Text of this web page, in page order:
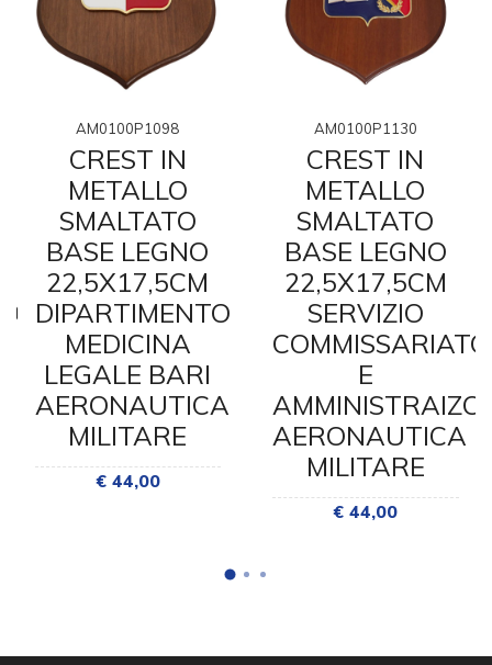
AM0100P1098
CREST IN
METALLO
SMALTATO
BASE LEGNO
22,5X17,5CM
DIPARTIMENTO
MEDICINA
LEGALE BARI
AERONAUTICA
MILITARE
€ 44,00
AM0100P1130
CREST IN
METALLO
SMALTATO
BASE LEGNO
22,5X17,5CM
SERVIZIO
COMMISSARIATO
E
AERONAUTICA
MILITARE
€ 44,00